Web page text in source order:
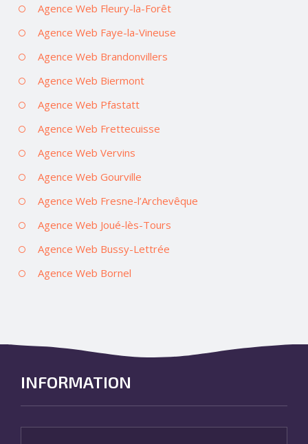
Agence Web Fleury-la-Forêt
Agence Web Faye-la-Vineuse
Agence Web Brandonvillers
Agence Web Biermont
Agence Web Pfastatt
Agence Web Frettecuisse
Agence Web Vervins
Agence Web Gourville
Agence Web Fresne-l’Archevêque
Agence Web Joué-lès-Tours
Agence Web Bussy-Lettrée
Agence Web Bornel
INFORMATION